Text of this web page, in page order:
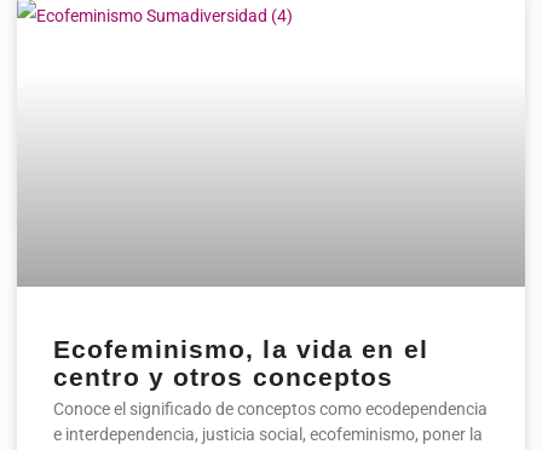
Ecofeminismo, la vida en el
centro y otros conceptos
Conoce el significado de conceptos como ecodependencia
e interdependencia, justicia social, ecofeminismo, poner la